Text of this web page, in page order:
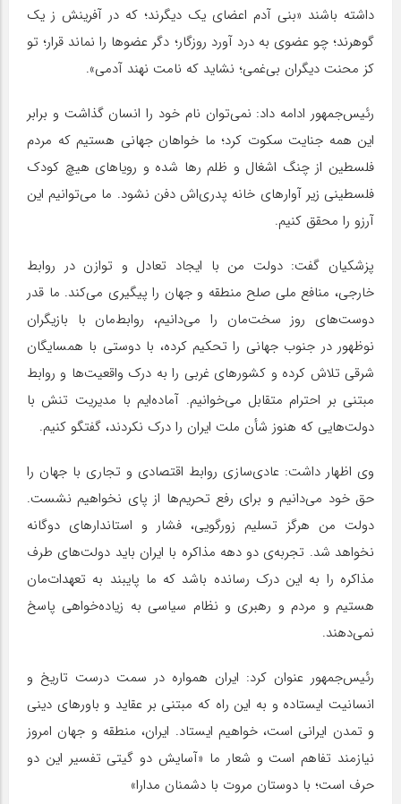
داشته باشند «بنی آدم اعضای یک دیگرند؛ که در آفرینش ز یک
گوهرند؛ چو عضوی به درد آورد روزگار؛ دگر عضوها را نماند قرار؛ تو
کز محنت دیگران بی‌غمی؛ نشاید که نامت نهند آدمی».
رئیس‌جمهور ادامه داد: نمی‌توان نام خود را انسان گذاشت و برابر
این همه جنایت سکوت کرد؛ ما خواهان جهانی هستیم که مردم
فلسطین از چنگ اشغال و ظلم رها شده و رویاهای هیچ کودک
فلسطینی زیر آوارهای خانه پدری‌اش دفن نشود. ما می‌توانیم این
آرزو را محقق کنیم.
پزشکیان گفت: دولت من با ایجاد تعادل و توازن در روابط
خارجی، منافع ملی صلح منطقه و جهان را پیگیری می‌کند. ما قدر
دوست‌های روز سخت‌مان را می‌دانیم، روابط‌مان با بازیگران
نوظهور در جنوب جهانی را تحکیم کرده، با دوستی با همسایگان
شرقی تلاش کرده و کشورهای غربی را به درک واقعیت‌ها و روابط
مبتنی بر احترام متقابل می‌خوانیم. آماده‌ایم با مدیریت تنش با
دولت‌هایی که هنوز شأن ملت ایران را درک نکردند، گفتگو کنیم.
وی اظهار داشت: عادی‌سازی روابط اقتصادی و تجاری با جهان را
حق خود می‌دانیم و برای رفع تحریم‌ها از پای نخواهیم نشست.
دولت من هرگز تسلیم زورگویی، فشار و استاندارهای دوگانه
نخواهد شد. تجربه‌ی دو دهه مذاکره با ایران باید دولت‌های طرف
مذاکره را به این درک رسانده باشد که ما پایبند به تعهدات‌مان
هستیم و مردم و رهبری و نظام سیاسی به زیاده‌خواهی پاسخ
نمی‌دهند.
رئیس‌جمهور عنوان کرد: ایران همواره در سمت درست تاریخ و
انسانیت ایستاده و به این راه که مبتنی بر عقاید و باورهای دینی
و تمدن ایرانی است، خواهیم ایستاد. ایران، منطقه و جهان امروز
نیازمند تفاهم است و شعار ما «آسایش دو گیتی تفسیر این دو
حرف است؛ با دوستان مروت با دشمنان مدارا»